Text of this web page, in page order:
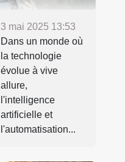
3 mai 2025 13:53
Dans un monde où
la technologie
évolue à vive
allure,
l'intelligence
artificielle et
l'automatisation...